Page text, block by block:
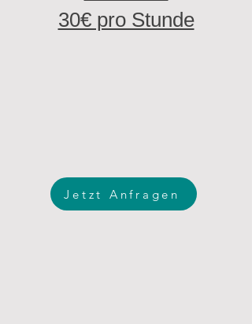
30€ pro Stunde
Jetzt Anfragen